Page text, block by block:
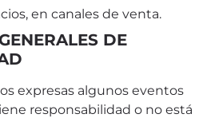
en canales de venta.
DE
expresas algunos eventos
responsabilidad o no está